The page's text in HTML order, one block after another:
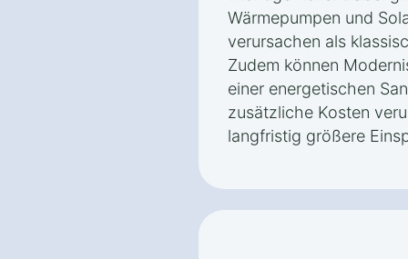
Wärmepumpen und
verursachen als
Zudem können
einer energetischen
zusätzliche Kosten
langfristig größere